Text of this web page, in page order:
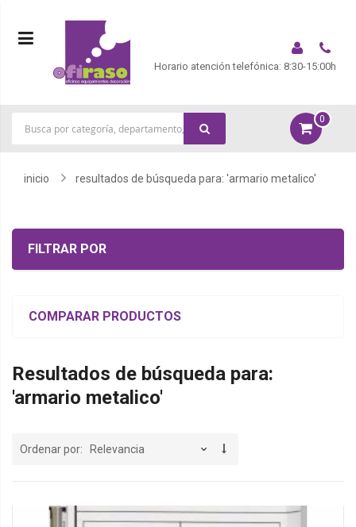
Horario atención telefónica: 8:30-15:00h
0
inicio resultados de búsqueda para: 'armario metalico'
FILTRAR POR
COMPARAR PRODUCTOS
Resultados de búsqueda para:
'armario metalico'
Ordenar por